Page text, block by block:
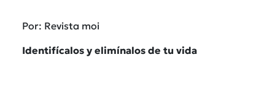
Por: Revista moi
Identifícalos y elimínalos de tu vida